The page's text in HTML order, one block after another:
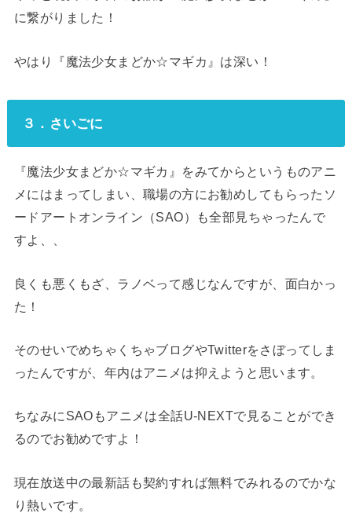
に繋がりました！
やはり『魔法少女まどか☆マギカ』は深い！
３．さいごに
『魔法少女まどか☆マギカ』をみてからというものアニ
メにはまってしまい、職場の方にお勧めしてもらったソ
ードアートオンライン（SAO）も全部見ちゃったんで
すよ、、
良くも悪くもざ、ラノベって感じなんですが、面白かっ
た！
そのせいでめちゃくちゃブログやTwitterをさぼってしま
ったんですが、年内はアニメは抑えようと思います。
ちなみにSAOもアニメは全話U-NEXTで見ることができ
るのでお勧めですよ！
現在放送中の最新話も契約すれば無料でみれるのでかな
り熱いです。